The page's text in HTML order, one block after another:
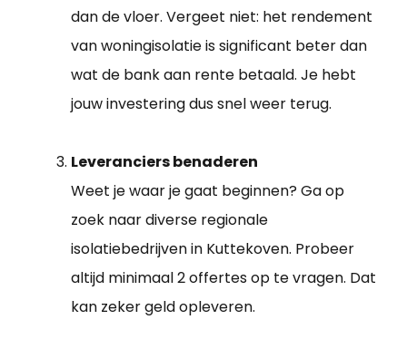
dan de vloer. Vergeet niet: het rendement
van woningisolatie is significant beter dan
wat de bank aan rente betaald. Je hebt
jouw investering dus snel weer terug.
Leveranciers benaderen
Weet je waar je gaat beginnen? Ga op
zoek naar diverse regionale
isolatiebedrijven in Kuttekoven. Probeer
altijd minimaal 2 offertes op te vragen. Dat
kan zeker geld opleveren.